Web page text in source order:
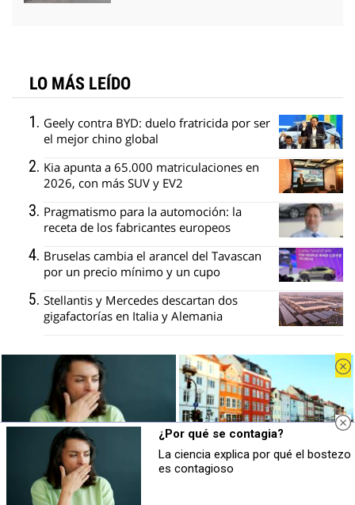
LO MÁS LEÍDO
Geely contra BYD: duelo fratricida por ser
el mejor chino global
Kia apunta a 65.000 matriculaciones en
2026, con más SUV y EV2
Pragmatismo para la automoción: la
receta de los fabricantes europeos
Bruselas cambia el arancel del Tavascan
por un precio mínimo y un cupo
Stellantis y Mercedes descartan dos
gigafactorías en Italia y Alemania
Recibe nuestro boletín
Lo más destacado de CocheGlobal, en
tu correo
Tu nombre
¿Por qué se contagia?
La ciencia explica por qué el bostezo
es contagioso
¿De verdad hacen esto?
Costumbres que rompen todos los
¿Por qué se contagia?
La ciencia explica por qué el bostezo
es contagioso